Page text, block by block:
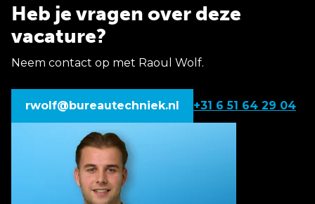
Heb je vragen over deze
vacature?
Neem contact op met Raoul Wolf.
rwolf@bureautechniek.nl +31 6 51 64 29 04